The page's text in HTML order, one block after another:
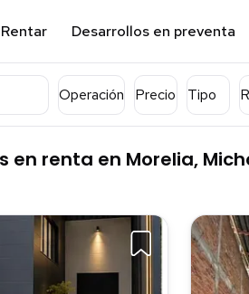
Rentar Desarrollos en preventa
Operación Precio Tipo
en renta en Morelia,